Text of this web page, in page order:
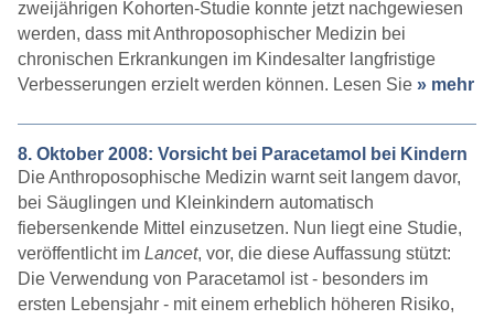
zweijährigen Kohorten-Studie konnte jetzt nachgewiesen
werden, dass mit Anthroposophischer Medizin bei
chronischen Erkrankungen im Kindesalter langfristige
Verbesserungen erzielt werden können. Lesen Sie » mehr
8. Oktober 2008: Vorsicht bei Paracetamol bei Kindern
Die Anthroposophische Medizin warnt seit langem davor,
bei Säuglingen und Kleinkindern automatisch
fiebersenkende Mittel einzusetzen. Nun liegt eine Studie,
veröffentlicht im Lancet, vor, die diese Auffassung stützt:
Die Verwendung von Paracetamol ist - besonders im
ersten Lebensjahr - mit einem erheblich höheren Risiko,